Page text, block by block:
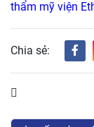
thẩm mỹ viện
Chia sẻ: